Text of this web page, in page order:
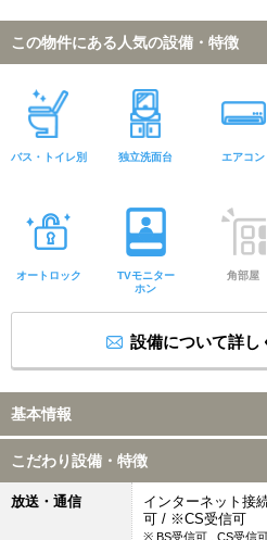
この物件にある人気の設備・特徴
バス・トイレ別 独立洗面台 エアコン
オートロック
TVモニター
ホン
角部屋
設備について詳し
基本情報
こだわり設備・特徴
放送・通信
インターネット接
可 / ※CS受信可
※ BS受信可 , CS受信